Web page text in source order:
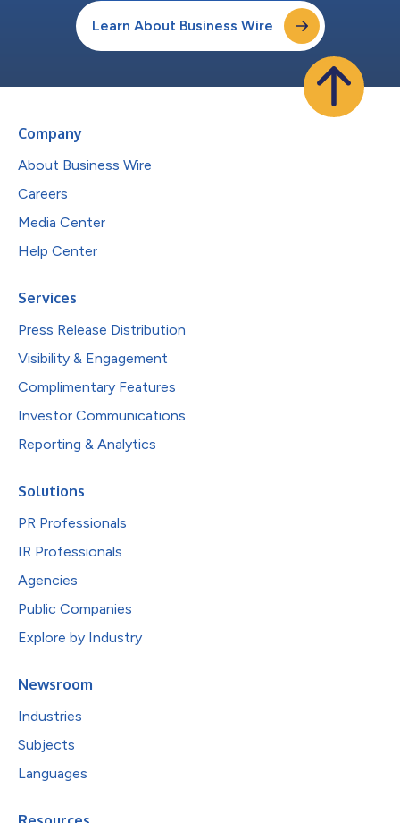
Learn About Business Wire
Company
About Business Wire
Careers
Media Center
Help Center
Services
Press Release Distribution
Visibility & Engagement
Complimentary Features
Investor Communications
Reporting & Analytics
Solutions
PR Professionals
IR Professionals
Agencies
Public Companies
Explore by Industry
Newsroom
Industries
Subjects
Languages